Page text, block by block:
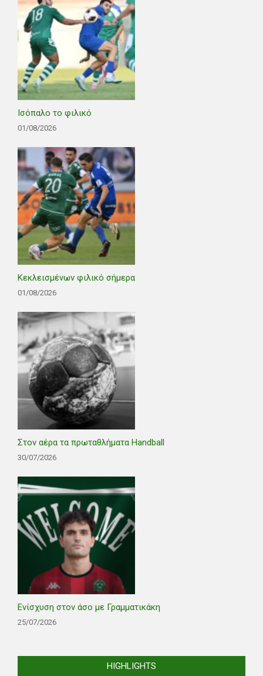
Ισόπαλο το φιλικό
01/08/2026
Κεκλεισμένων φιλικό σήμερα
01/08/2026
Στον αέρα τα πρωταθλήματα Handball
30/07/2026
Ενίσχυση στον άσο με Γραμματικάκη
25/07/2026
HIGHLIGHTS